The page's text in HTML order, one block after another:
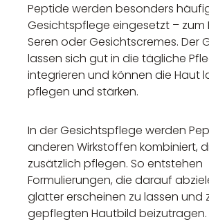
Peptide werden besonders
Gesichtspflege eingesetzt – zum
Seren oder Gesichtscremes. Der
lassen sich gut in die tägliche
integrieren und können die Haut
pflegen und stärken.
In der Gesichtspflege werden
anderen Wirkstoffen kombiniert,
zusätzlich pflegen. So entstehen
Formulierungen, die darauf
glatter erscheinen zu lassen und
gepflegten Hautbild beizutragen.